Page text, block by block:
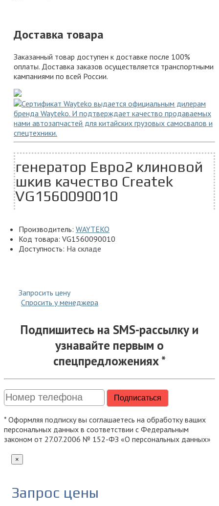
Доставка товара
Заказанный товар доступен к доставке после 100%
оплаты. Доставка заказов осуществляется транспортными
кампаниями по всей России.
генератор Евро2 клиновой
шкив качество Createk
VG1560090010
Производитель: WAYTEKO
Код товара: VG1560090010
Доступность: На складе
Запросить цену
Спросить у менеджера
Подпишитесь на SMS-рассылку и
узнавайте первым о
спецпредложениях *
* Оформляя подписку вы соглашаетесь на обработку ваших
персональных данных в соответствии с Федеральным
законом от 27.07.2006 № 152-ФЗ «О персональных данных»
×
Запрос цены